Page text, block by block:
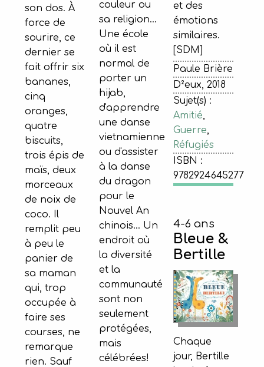
et des
émotions
similaires.
[SDM]
Paule Brière
D²eux, 2018
Sujet(s) :
Amitié,
Guerre,
Réfugiés
ISBN :
9782924645277
son dos. À
force de
sourire, ce
dernier se
fait offrir six
bananes,
cinq
oranges,
quatre
biscuits,
trois épis de
maïs, deux
morceaux
de noix de
coco. Il
remplit peu
à peu le
panier de
sa maman
qui, trop
occupée à
faire ses
courses, ne
remarque
rien. Sauf
couleur ou
sa religion…
Une école
où il est
normal de
porter un
hijab,
d'apprendre
une danse
vietnamienne
ou d'assister
à la danse
du dragon
pour le
Nouvel An
chinois… Un
endroit où
la diversité
et la
communauté
sont non
seulement
protégées,
mais
célébrées!
4-6 ans
Bleue &
Bertille
Chaque
jour, Bertille